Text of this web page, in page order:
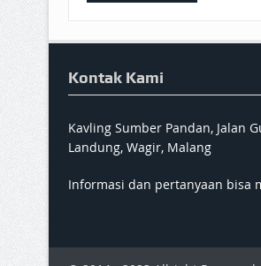
Kontak Kami
Kavling Sumber Pandan, Jalan
Landung, Wagir, Malang
Informasi dan pertanyaan bisa